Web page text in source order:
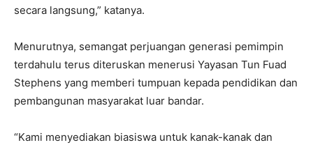
secara langsung,” katanya.
Menurutnya, semangat perjuangan generasi pemimpin
terdahulu terus diteruskan menerusi Yayasan Tun Fuad
Stephens yang memberi tumpuan kepada pendidikan dan
pembangunan masyarakat luar bandar.
“Kami menyediakan biasiswa untuk kanak-kanak dan